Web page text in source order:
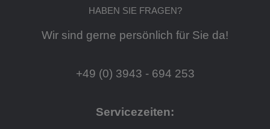
HABEN SIE FRAGEN?
Wir sind gerne persönlich für Sie da!
+49 (0) 3943 - 694 253
Servicezeiten: